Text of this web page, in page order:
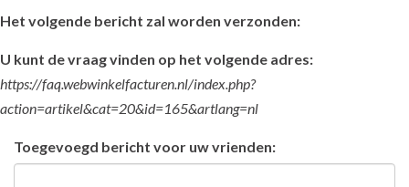
Het volgende bericht zal worden verzonden:
U kunt de vraag vinden op het volgende adres:
https://faq.webwinkelfacturen.nl/index.php?
action=artikel&cat=20&id=165&artlang=nl
Toegevoegd bericht voor uw vrienden: